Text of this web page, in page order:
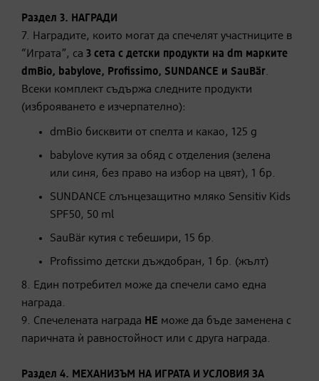
Раздел 3. НАГРАДИ
7. Наградите, които могат да спечелят участниците в
“Играта”, са 3 сета с детски продукти на dm марките
dmBio, babylove, Profissimo, SUNDANCE и SauBär.
Всеки комплект съдържа следните продукти
(изброяването е изчерпателно):
dmBio бисквити от спелта и какао, 125 g
babylove кутия за обяд с отделения (зелена
или синя, без право на избор на цвят), 1 бр.
SUNDANCE слънцезащитно мляко Sensitiv Kids
SPF50, 50 ml
SauBär кутия с тебешири, 15 бр.
Profissimo детски дъждобран, 1 бр. (жълт)
8. Един потребител може да спечели само една
награда.
9. Спечелената награда НЕ може да бъде заменена с
паричната ѝ равностойност или с друга награда.
Раздел 4. МЕХАНИЗЪМ НА ИГРАТА И УСЛОВИЯ ЗА